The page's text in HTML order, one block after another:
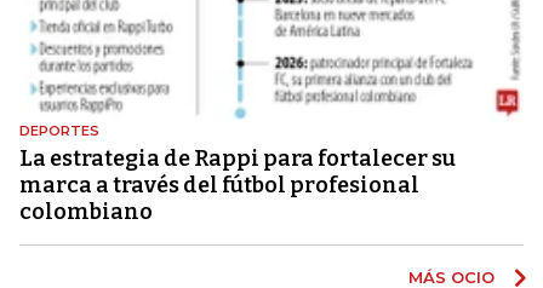
DEPORTES
La estrategia de Rappi para fortalecer su
marca a través del fútbol profesional
colombiano
MÁS OCIO